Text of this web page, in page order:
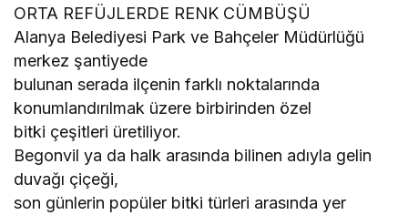
ORTA REFÜJLERDE RENK CÜMBÜŞÜ
Alanya Belediyesi Park ve Bahçeler Müdürlüğü
merkez şantiyede
bulunan serada ilçenin farklı noktalarında
konumlandırılmak üzere birbirinden özel
bitki çeşitleri üretiliyor.
Begonvil ya da halk arasında bilinen adıyla gelin
duvağı çiçeği,
son günlerin popüler bitki türleri arasında yer